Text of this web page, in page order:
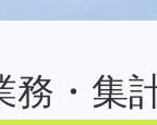
務・集